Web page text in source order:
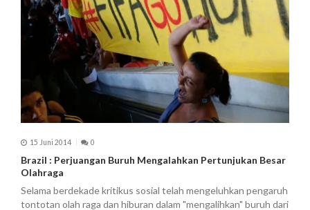
15 Juni 2014 0
Brazil : Perjuangan Buruh Mengalahkan Pertunjukan Besar
Olahraga
Selama berdekade kritikus sosial telah mengeluhkan pengaruh
tontotan olah raga dan hiburan dalam "mengalihkan" buruh dari